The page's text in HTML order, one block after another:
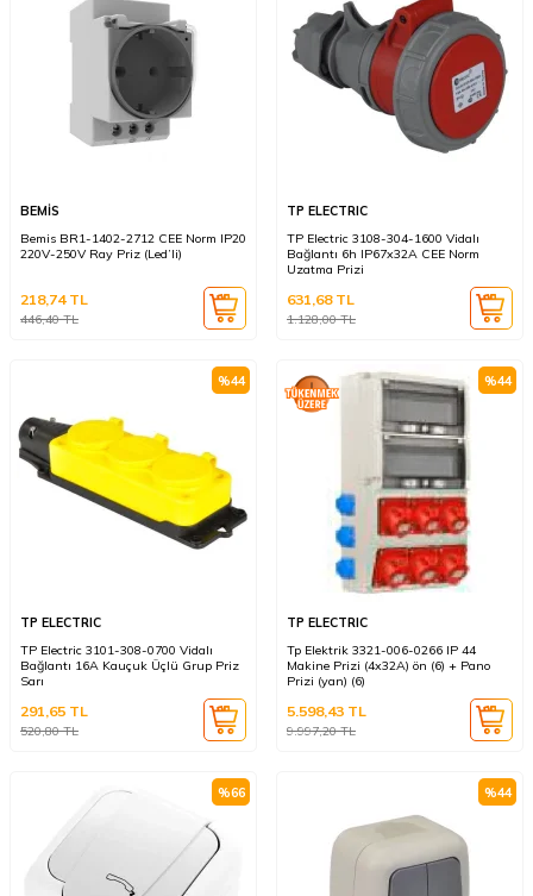
BEMİS
Bemis BR1-1402-2712 CEE Norm IP20
220V-250V Ray Priz (Led’li)
446,40TL
218,74TL
TP ELECTRIC
TP Electric 3108-304-1600 Vidalı
Bağlantı 6h IP67x32A CEE Norm
Uzatma Prizi
1.128,00TL
631,68TL
%44
TP ELECTRIC
TP Electric 3101-308-0700 Vidalı
Bağlantı 16A Kauçuk Üçlü Grup Priz
Sarı
520,80TL
291,65 TL
%44
TP ELECTRIC
Tp Elektrik 3321-006-0266 IP 44
Makine Prizi (4x32A) ön (6) + Pano
Prizi (yan) (6)
9.997,20TL
5.598,43 TL
%66 %44